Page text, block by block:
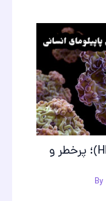
انواع ویروس اچ پی وی (HPV)؛ پرخطر و